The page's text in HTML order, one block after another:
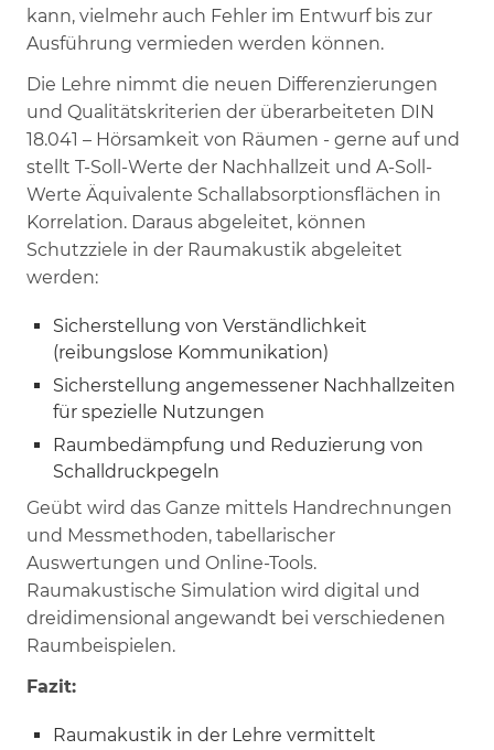
kann, vielmehr auch Fehler im Entwurf bis zur
Ausführung vermieden werden können.
Die Lehre nimmt die neuen Differenzierungen
und Qualitätskriterien der überarbeiteten DIN
18.041 – Hörsamkeit von Räumen - gerne auf und
stellt T-Soll-Werte der Nachhallzeit und A-Soll-
Werte Äquivalente Schallabsorptionsflächen in
Korrelation. Daraus abgeleitet, können
Schutzziele in der Raumakustik abgeleitet
werden:
Sicherstellung von Verständlichkeit
(reibungslose Kommunikation)
Sicherstellung angemessener Nachhallzeiten
für spezielle Nutzungen
Raumbedämpfung und Reduzierung von
Schalldruckpegeln
Geübt wird das Ganze mittels Handrechnungen
und Messmethoden, tabellarischer
Auswertungen und Online-Tools.
Raumakustische Simulation wird digital und
dreidimensional angewandt bei verschiedenen
Raumbeispielen.
Fazit:
Raumakustik in der Lehre vermittelt